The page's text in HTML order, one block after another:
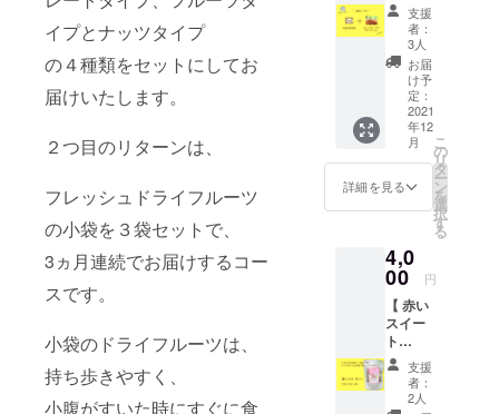
イプとナッツタイプ
の４種類をセットにしてお
届けいたします。
２つ目のリターンは、
フレッシュドライフルーツ
の小袋を３袋セットで、
3ヵ月連続でお届けするコー
スです。
小袋のドライフルーツは、
持ち歩きやすく、
小腹がすいた時にすぐに食
う有り
難いお
声によ
り こち
らのリ
ターン
を追加
させて
いただ
きまし
た。 ・
●セット
内容 ・
感謝の
メッ
セージ
メール
にてお
届けい
たしま
お礼の
お手
紙
＋ フ
レッ
シュド
ライフ
ルーツ
のサン
プル】
送料・
消費税
込み 感
手紙
と、こ
だわり
のフ
レッ
シュド
ライフ
ルーツ
の サン
支援
者：
3人
お届
け予
定：
2021
年12
月
詳細を見る
こ
の
リ
タ
ー
ン
を
選
択
す
る
4,0
00 円
【 赤い
スイー
ト
ティ
２個 】
送料・
支援
者：
2人